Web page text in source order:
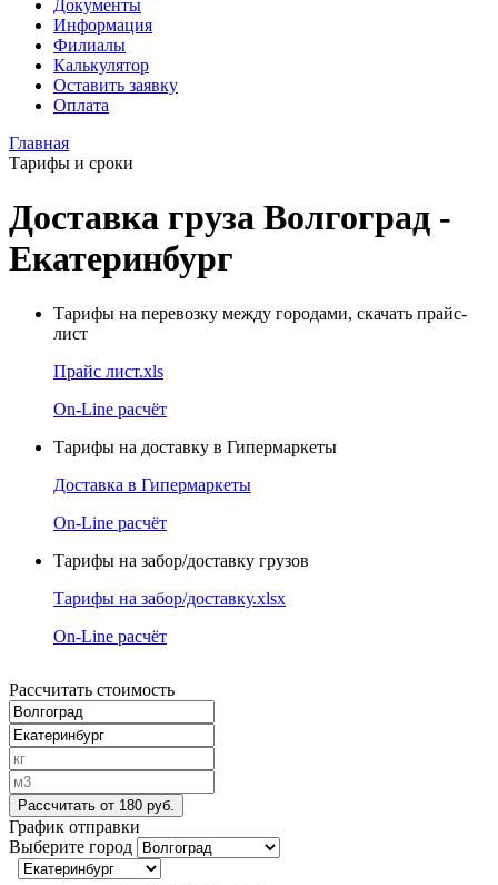
Документы
Информация
Филиалы
Калькулятор
Оставить заявку
Оплата
Главная
Тарифы и сроки
Доставка груза Волгоград -
Екатеринбург
Тарифы на перевозку между городами, скачать прайс-
лист
Прайс лист.xls
On-Line расчёт
Тарифы на доставку в Гипермаркеты
Доставка в Гипермаркеты
On-Line расчёт
Тарифы на забор/доставку грузов
Тарифы на забор/доставку.xlsx
On-Line расчёт
Рассчитать стоимость
Рассчитать от 180 руб.
График отправки
Выберите город